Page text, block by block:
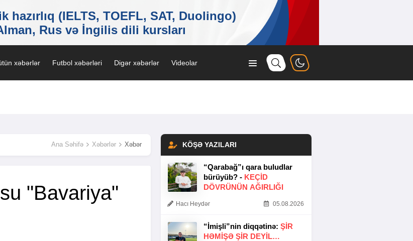
xəbərlər Futbol xəbərləri Digər xəbərlər Videolar
Ana Səhifə Xəbərlər Xəbər
"Bavariya"
KÖŞƏ YAZILARI
“Qarabağ”ı qara buludlar
bürüyüb? - KEÇID
DÖVRÜNÜN AĞIRLIĞI
Hacı Heydər 05.08.2026
“İmişli”nin diqqətinə: ŞIR
HƏMIŞƏ ŞIR DEYIL…